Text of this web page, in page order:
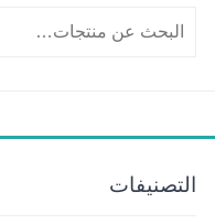
التصنيفات